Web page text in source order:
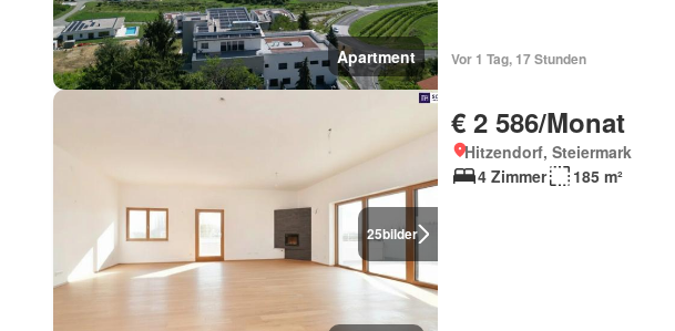
Apartment Vor 1 Tag, 17 Stunden
25bilder
€ 2 586/Monat
Hitzendorf, Steiermark
4 Zimmer
185 m²